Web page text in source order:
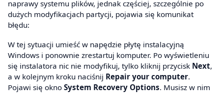
naprawy systemu plików, jednak częściej, szczególnie po
dużych modyfikacjach partycji, pojawia się komunikat
błędu:
W tej sytuacji umieść w napędzie płytę instalacyjną
Windows i ponownie zrestartuj komputer. Po wyświetleniu
się instalatora nic nie modyfikuj, tylko kliknij przycisk Next,
a w kolejnym kroku naciśnij Repair your computer.
Pojawi się okno System Recovery Options. Musisz w nim